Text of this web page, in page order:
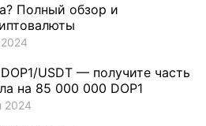
Полный обзор и
USDT — получите часть
на 85 000 000 DOP1
2024